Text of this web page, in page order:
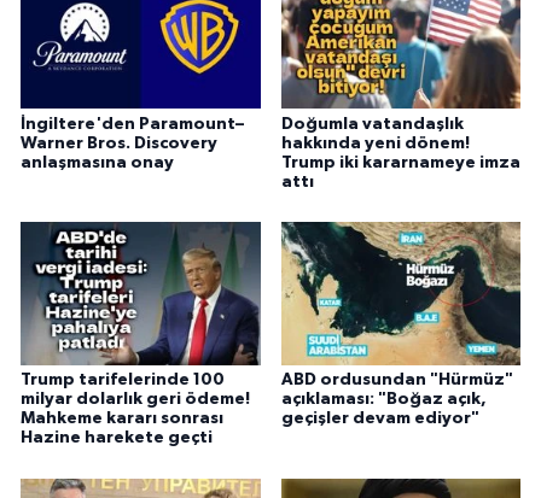
İngiltere'den Paramount–
Warner Bros. Discovery
anlaşmasına onay
Doğumla vatandaşlık
hakkında yeni dönem!
Trump iki kararnameye imza
attı
Trump tarifelerinde 100
milyar dolarlık geri ödeme!
Mahkeme kararı sonrası
Hazine harekete geçti
ABD ordusundan "Hürmüz"
açıklaması: "Boğaz açık,
geçişler devam ediyor"